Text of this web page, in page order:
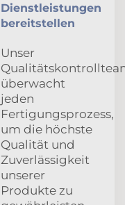
Dienstleistungen
bereitstellen
Unser
überwacht
jeden
Fertigungsprozess,
um die höchste
Qualität und
Zuverlässigkeit
unserer
Produkte zu